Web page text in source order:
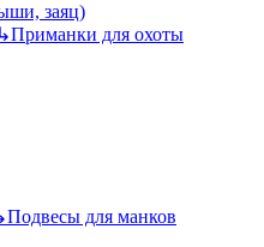
заяц)
↳Приманки для охоты
Подвесы для манков